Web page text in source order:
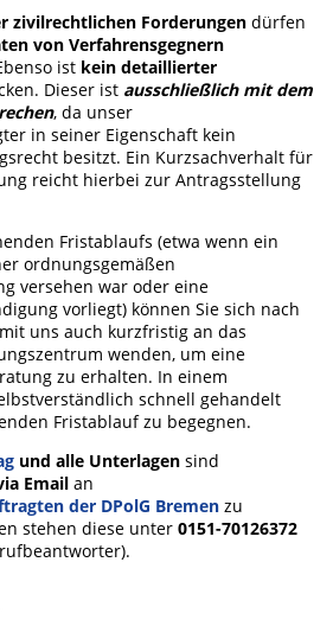
zivilrechtlichen Forderungen dürfen
von Verfahrensgegnern
ist kein detaillierter
Dieser ist ausschließlich mit dem
, da unser
in seiner Eigenschaft kein
besitzt. Ein Kurzsachverhalt für
reicht hierbei zur Antragsstellung
Fristablaufs (etwa wenn ein
ordnungsgemäßen
versehen war oder eine
vorliegt) können Sie sich nach
uns auch kurzfristig an das
wenden, um eine
zu erhalten. In einem
schnell gehandelt
Fristablauf zu begegnen.
und alle Unterlagen sind
Email an
der DPolG Bremen zu
stehen diese unter 0151-70126372